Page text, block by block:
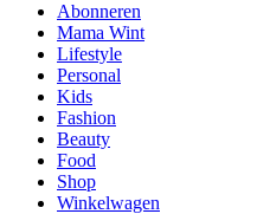
Abonneren
Mama Wint
Lifestyle
Personal
Kids
Fashion
Beauty
Food
Shop
Winkelwagen